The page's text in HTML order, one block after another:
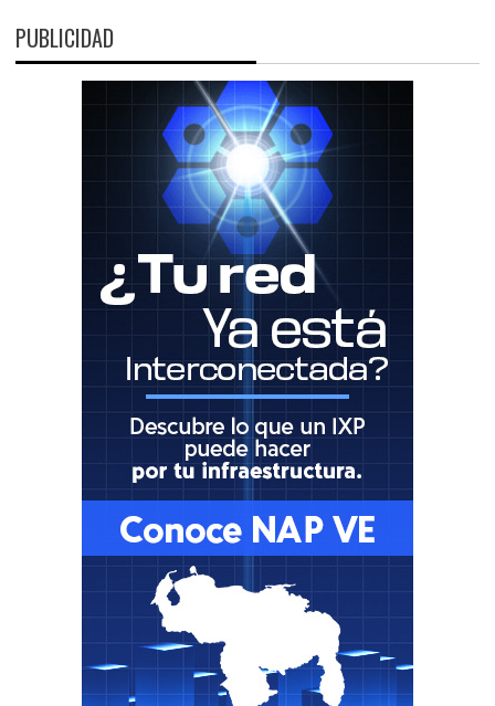
PUBLICIDAD